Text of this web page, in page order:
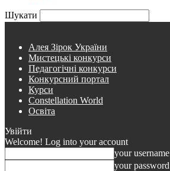
Шукати
Алея Зірок України
Мистецькі конкурси
Педагогічні конкурси
Конкурсний портал
Курси
Constellation World
Освіта
Увійти
Welcome! Log into your account
your username
your password